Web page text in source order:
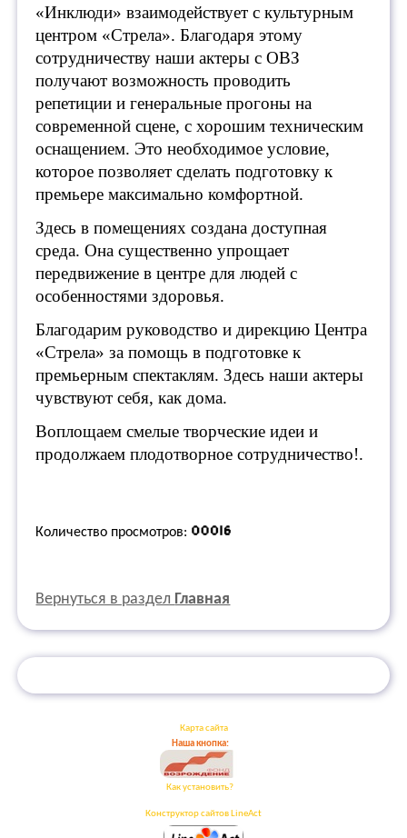
«Инклюди» взаимодействует с культурным
центром «Стрела». Благодаря этому
сотрудничеству наши актеры с ОВЗ
получают возможность проводить
репетиции и генеральные прогоны на
современной сцене, с хорошим техническим
оснащением. Это необходимое условие,
которое позволяет сделать подготовку к
премьере максимально комфортной.
Здесь в помещениях создана доступная
среда. Она существенно упрощает
передвижение в центре для людей с
особенностями здоровья.
Благодарим руководство и дирекцию Центра
«Стрела» за помощь в подготовке к
премьерным спектаклям. Здесь наши актеры
чувствуют себя, как дома.
Воплощаем смелые творческие идеи и
продолжаем плодотворное сотрудничество!.
Количество просмотров:
Вернуться в раздел Главная
Карта сайта
Наша кнопка:
Как установить?
Конструктор сайтов LineAct